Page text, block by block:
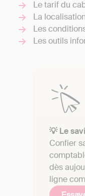
Le tarif du
La
Les
Les outils
💡 Le
Confier
dès
ligne